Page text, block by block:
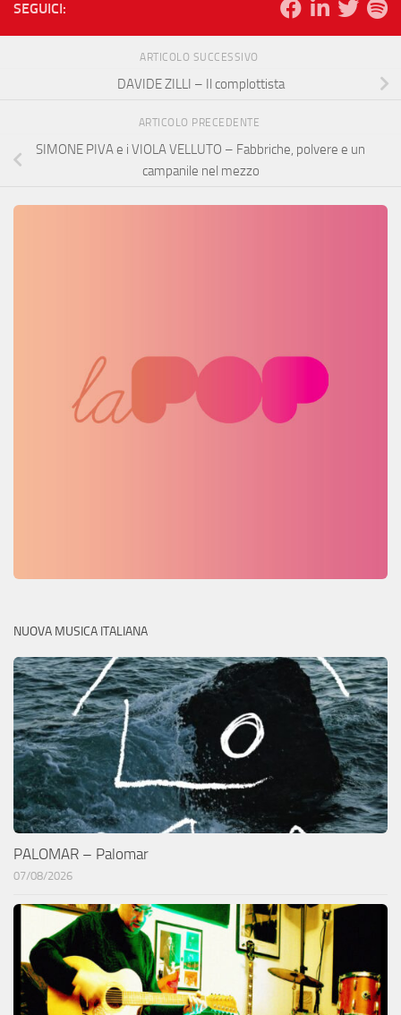
SEGUICI:
ARTICOLO SUCCESSIVO
DAVIDE ZILLI – Il complottista
ARTICOLO PRECEDENTE
SIMONE PIVA e i VIOLA VELLUTO – Fabbriche, polvere e un
campanile nel mezzo
NUOVA MUSICA ITALIANA
PALOMAR – Palomar
07/08/2026